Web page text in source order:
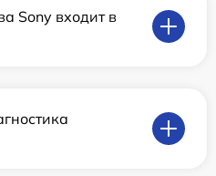
Sony входит в